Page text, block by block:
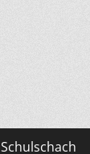
Schulschach